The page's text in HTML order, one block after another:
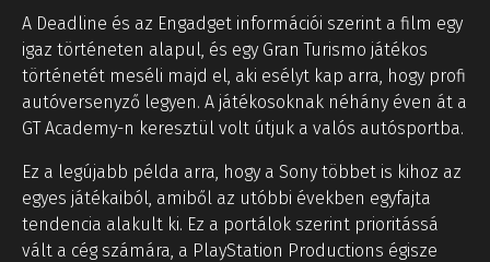
A Deadline és az Engadget információi szerint a film egy
igaz történeten alapul, és egy Gran Turismo játékos
történetét meséli majd el, aki esélyt kap arra, hogy profi
autóversenyző legyen. A játékosoknak néhány éven át a
GT Academy-n keresztül volt útjuk a valós autósportba.
Ez a legújabb példa arra, hogy a Sony többet is kihoz az
egyes játékaiból, amiből az utóbbi években egyfajta
tendencia alakult ki. Ez a portálok szerint prioritássá
vált a cég számára, a PlayStation Productions égisze